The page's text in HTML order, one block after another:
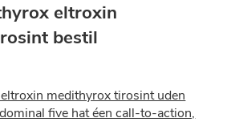
eltroxin
bestil
medithyrox tirosint uden
five hat éen call-to-action,